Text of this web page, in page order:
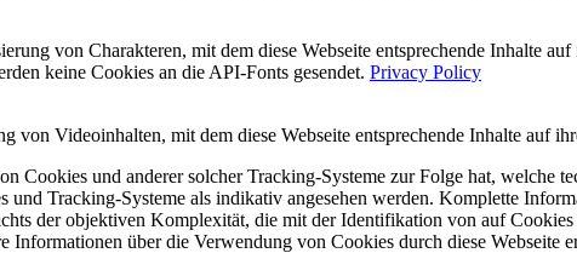
von Charakteren, mit dem diese Webseite entsprechende Inhalte
keine Cookies an die API-Fonts gesendet. Privacy Policy
Videoinhalten, mit dem diese Webseite entsprechende Inhalte auf
Cookies und anderer solcher Tracking-Systeme zur Folge hat, welche
Tracking-Systeme als indikativ angesehen werden. Komplette
der objektiven Komplexität, die mit der Identifikation von auf
über die Verwendung von Cookies durch diese Webseite